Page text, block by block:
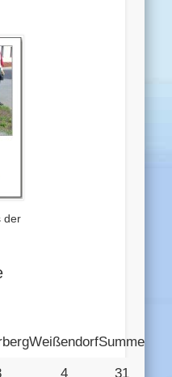
der
WeißendorfSumme
4 31